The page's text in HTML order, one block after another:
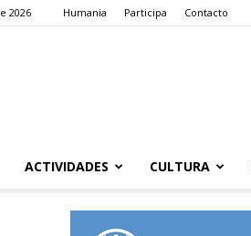
2026 Humania Participa Contacto
ACTIVIDADES CULTURA